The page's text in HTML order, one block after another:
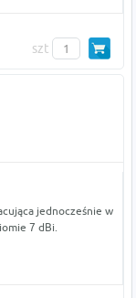
szt
jednocześnie w
7 dBi.